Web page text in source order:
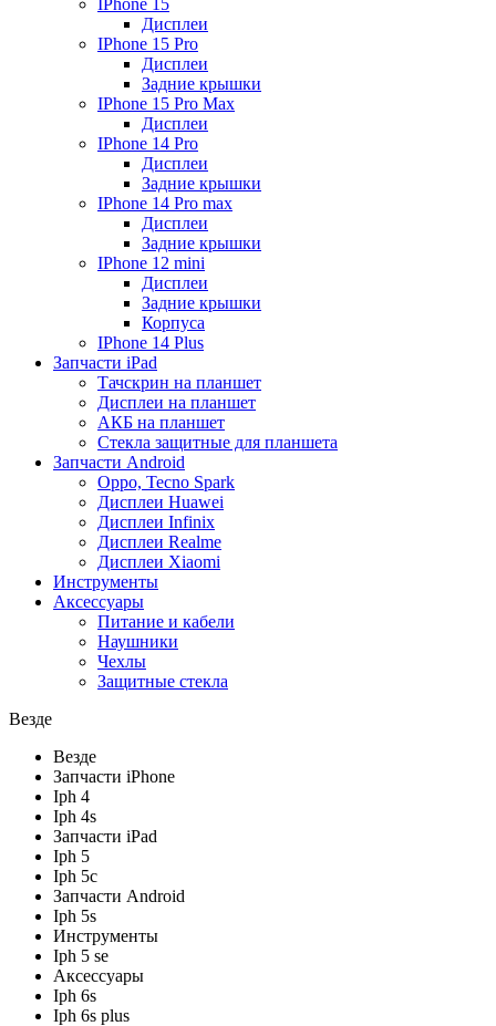
IPhone 15
Дисплеи
IPhone 15 Pro
Дисплеи
Задние крышки
IPhone 15 Pro Max
Дисплеи
IPhone 14 Pro
Дисплеи
Задние крышки
IPhone 14 Pro max
Дисплеи
Задние крышки
IPhone 12 mini
Дисплеи
Задние крышки
Корпуса
IPhone 14 Plus
Запчасти iPad
Тачскрин на планшет
Дисплеи на планшет
АКБ на планшет
Стекла защитные для планшета
Запчасти Android
Oppo, Tecno Spark
Дисплеи Huawei
Дисплеи Infinix
Дисплеи Realme
Дисплеи Xiaomi
Инструменты
Аксессуары
Питание и кабели
Наушники
Чехлы
Защитные стекла
Везде
Везде
Запчасти iPhone
Iph 4
Iph 4s
Запчасти iPad
Iph 5
Iph 5c
Запчасти Android
Iph 5s
Инструменты
Iph 5 se
Аксессуары
Iph 6s
Iph 6s plus